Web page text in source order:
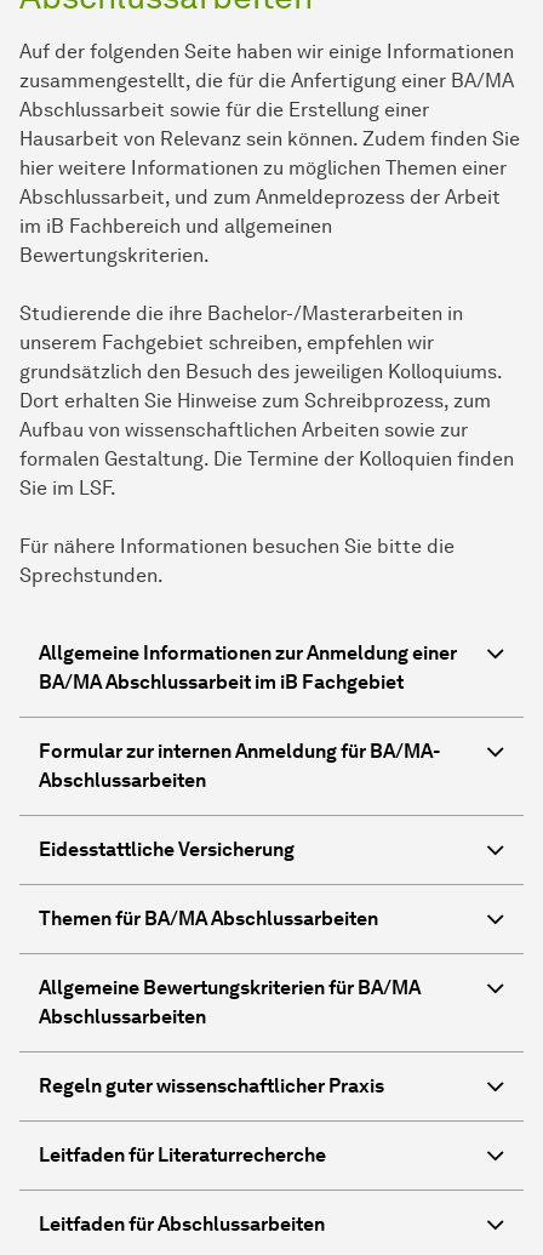
Auf der folgenden Seite haben wir einige Informationen
zusammengestellt, die für die Anfertigung einer BA/MA
Abschlussarbeit sowie für die Erstellung einer
Hausarbeit von Relevanz sein können. Zudem finden Sie
hier weitere Informationen zu möglichen Themen einer
Abschlussarbeit, und zum Anmeldeprozess der Arbeit
im iB Fachbereich und allgemeinen
Bewertungskriterien.
Studierende die ihre Bachelor-/Masterarbeiten in
unserem Fachgebiet schreiben, empfehlen wir
grundsätzlich den Besuch des jeweiligen Kolloquiums.
Dort erhalten Sie Hinweise zum Schreibprozess, zum
Aufbau von wissenschaftlichen Arbeiten sowie zur
formalen Gestaltung. Die Termine der Kolloquien finden
Sie im LSF.
Für nähere Informationen besuchen Sie bitte die
Sprechstunden.
Allgemeine Informationen zur Anmeldung einer
BA/MA Abschlussarbeit im iB Fachgebiet
Formular zur internen Anmeldung für BA/MA-
Abschlussarbeiten
Eidesstattliche Versicherung
Themen für BA/MA Abschlussarbeiten
Allgemeine Bewertungskriterien für BA/MA
Abschlussarbeiten
Regeln guter wissenschaftlicher Praxis
Leitfaden für Literaturrecherche
Leitfaden für Abschlussarbeiten